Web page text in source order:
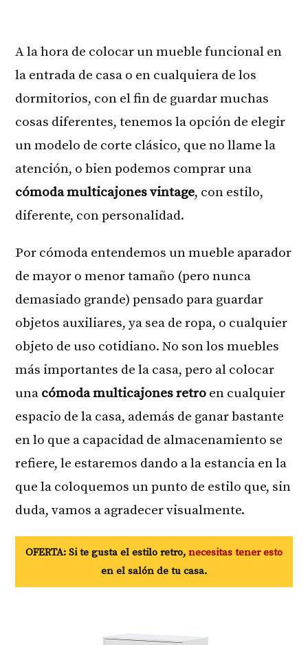
A la hora de colocar un mueble funcional en
la entrada de casa o en cualquiera de los
dormitorios, con el fin de guardar muchas
cosas diferentes, tenemos la opción de elegir
un modelo de corte clásico, que no llame la
atención, o bien podemos comprar una
cómoda multicajones vintage, con estilo,
diferente, con personalidad.
Por cómoda entendemos un mueble aparador
de mayor o menor tamaño (pero nunca
demasiado grande) pensado para guardar
objetos auxiliares, ya sea de ropa, o cualquier
objeto de uso cotidiano. No son los muebles
más importantes de la casa, pero al colocar
una cómoda multicajones retro en cualquier
espacio de la casa, además de ganar bastante
en lo que a capacidad de almacenamiento se
refiere, le estaremos dando a la estancia en la
que la coloquemos un punto de estilo que, sin
duda, vamos a agradecer visualmente.
OFERTA: Si te gusta el estilo retro, necesitas tener esto
en el salón de tu casa.